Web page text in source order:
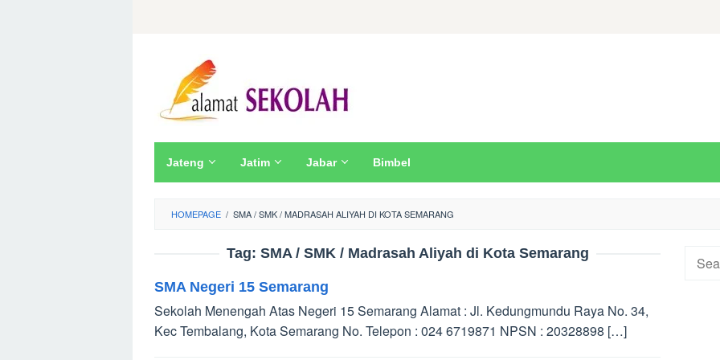
Jateng Jatim Jabar Bimbel
HOMEPAGE / SMA / SMK / MADRASAH ALIYAH DI KOTA SEMARANG
Tag: SMA / SMK / Madrasah Aliyah di Kota Semarang
SMA Negeri 15 Semarang
Sekolah Menengah Atas Negeri 15 Semarang Alamat : Jl. Kedungmundu Raya No. 34,
Kec Tembalang, Kota Semarang No. Telepon : 024 6719871 NPSN : 20328898 […]